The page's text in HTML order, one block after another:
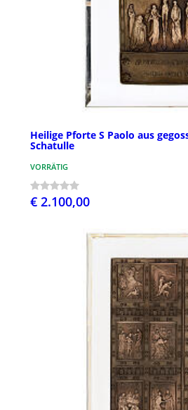
Heilige Pforte S Paolo aus
Schatulle
VORRÄTIG
€ 2.100,00